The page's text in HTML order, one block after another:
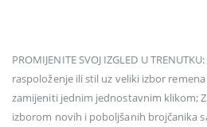
PROMIJENITE SVOJ IZGLED U
raspoloženje ili stil uz veliki izbor
zamijeniti jednim jednostavnim klikom;
izborom novih i poboljšanih brojčanika